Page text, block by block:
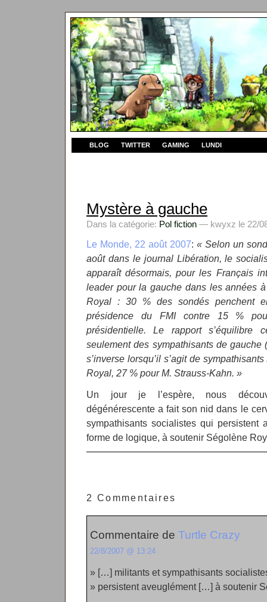
BLOG TWITTER GAMING LUNDI
Mystère à gauche
Dans la catégorie: Pol fiction — kwyxz le 22/
Le Monde, 22 août 2007: « Selon un
août dans le journal Libération, le
apparaît désormais, pour les Français
leader pour la gauche dans les années
Royal : 30 % des sondés penchent
présidence du FMI contre 15 %
présidentielle. Le rapport s’équilibre
seulement des sympathisants de gauche
s’inverse lorsqu’il s’agit de
Royal, 27 % pour M. Strauss-Kahn. »
Un jour je l’espère, nous
dégénérescente a fait son nid dans le
sympathisants socialistes qui persistent
forme de logique, à soutenir Ségolène
2 Commentaires
Commentaire de Turtle Crazy
22/8/2007 @ 13:24
» […] militants et sympathisants
» persistent aveuglément […] à soutenir